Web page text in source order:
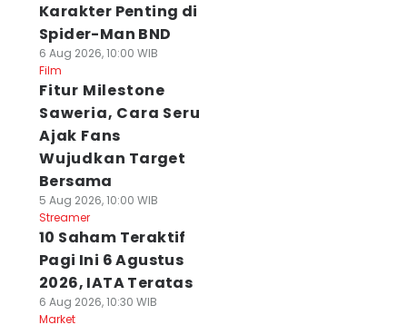
Karakter Penting di
Spider-Man BND
6 Aug 2026, 10:00 WIB
Film
Fitur Milestone
Saweria, Cara Seru
Ajak Fans
Wujudkan Target
Bersama
5 Aug 2026, 10:00 WIB
Streamer
10 Saham Teraktif
Pagi Ini 6 Agustus
2026, IATA Teratas
6 Aug 2026, 10:30 WIB
Market